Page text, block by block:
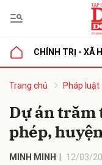
CHÍNH TRỊ - XÃ
Trang chủ Pháp luật
Dự án trăm
phép,
MINH MINH 12/03/
luận